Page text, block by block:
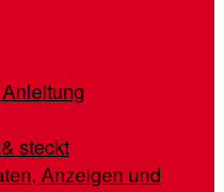
steckt
Anzeigen und